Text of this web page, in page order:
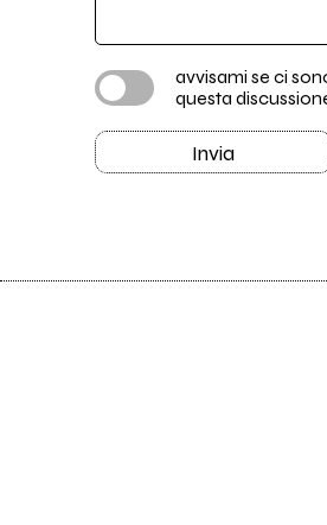
avvisami se ci
questa
Invia